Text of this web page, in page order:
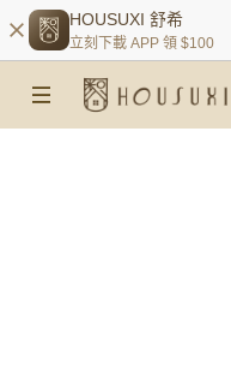
HOUSUXI 舒希
立刻下載 APP 領 $100